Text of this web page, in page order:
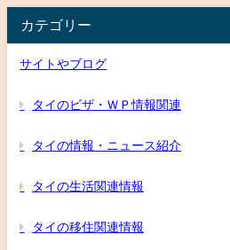
カテゴリー
サイトやブログ
タイのビザ・ＷＰ情報関連
タイの情報・ニュース紹介
タイの生活関連情報
タイの移住関連情報